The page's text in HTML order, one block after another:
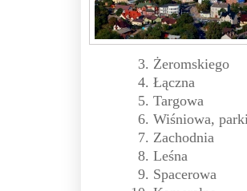
Żeromskiego
Łączna
Targowa
Wiśniowa,
Zachodnia
Leśna
Spacerowa